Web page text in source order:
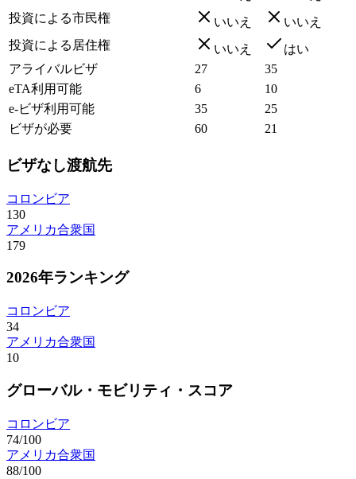
投資による市民権
いいえ
いいえ
投資による居住権
いいえ
はい
アライバルビザ
27
35
eTA利用可能
6
10
e-ビザ利用可能
35
25
ビザが必要
60 21
ビザなし渡航先
コロンビア
130
アメリカ合衆国
179
2026年ランキング
コロンビア
34
アメリカ合衆国
10
グローバル・モビリティ・スコア
コロンビア
74/100
アメリカ合衆国
88/100